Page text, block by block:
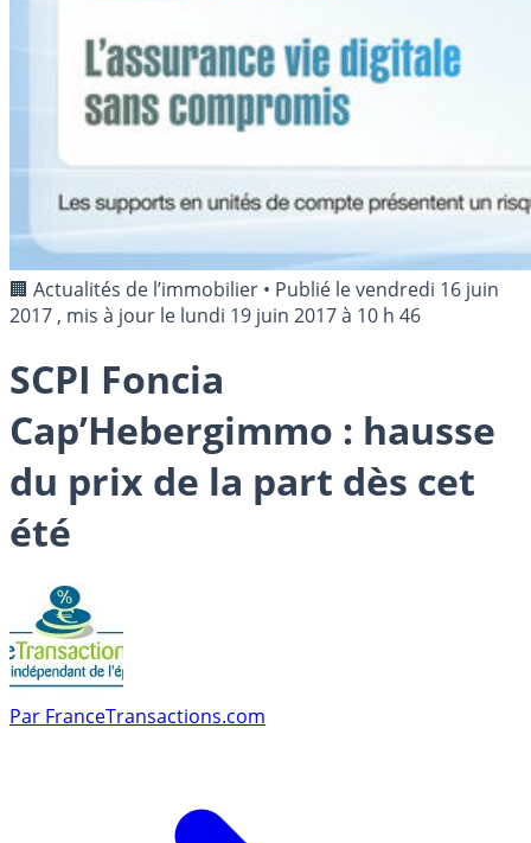
🏢 Actualités de l’immobilier • Publié levendredi 16 juin
2017 , mis à jour le lundi 19 juin 2017 à 10 h 46
SCPI Foncia
Cap’Hebergimmo : hausse
du prix de la part dès cet
été
Par FranceTransactions.com